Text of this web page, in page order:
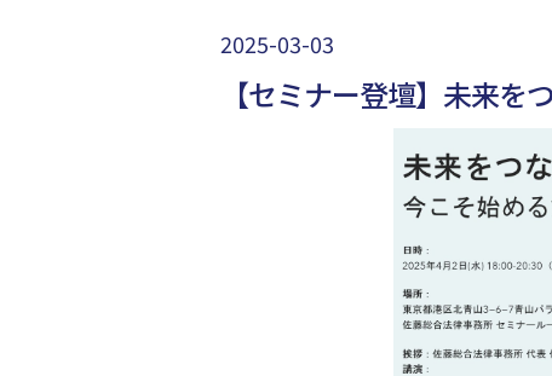
2025-03-03
【セミナー登壇】未来